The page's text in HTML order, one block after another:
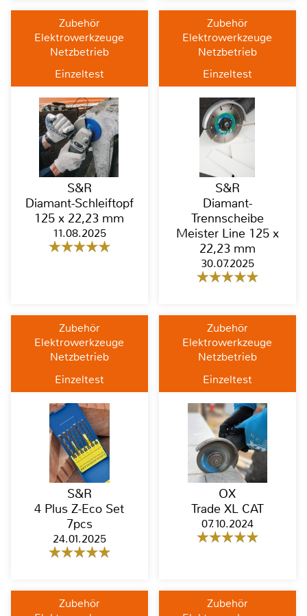
Zubehör
Elektrowerkzeuge
Netzbetrieb
Einzeltest
S&R
Diamant-Schleiftopf
125 x 22,23 mm
11.08.2025
Zubehör
Elektrowerkzeuge
Netzbetrieb
Einzeltest
S&R
Diamant-
Trennscheibe
Meister Line 125 x
22,23 mm
30.07.2025
Zubehör
Elektrowerkzeuge
Netzbetrieb
Einzeltest
S&R
4 Plus Z-Eco Set
7pcs
24.01.2025
Zubehör
Elektrowerkzeuge
Netzbetrieb
Einzeltest
OX
Trade XL CAT
07.10.2024
Zubehör
Zubehör